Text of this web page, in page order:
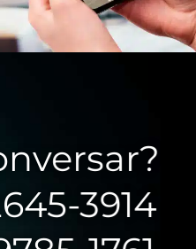
3914